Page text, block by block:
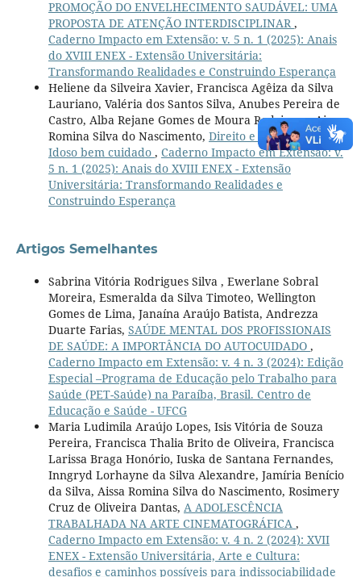
PROMOÇÃO DO ENVELHECIMENTO SAUDÁVEL: UMA
PROPOSTA DE ATENÇÃO INTERDISCIPLINAR,
Caderno Impacto em Extensão: v. 5 n. 1 (2025): Anais
do XVIII ENEX - Extensão Universitária:
Transformando Realidades e Construindo Esperança
Heliene da Silveira Xavier, Francisca Agêiza da Silva
Lauriano, Valéria dos Santos Silva, Anubes Pereira de
Castro, Alba Rejane Gomes de Moura Rodrigues, Aissa
Romina Silva do Nascimento, Direito e Cidadania:
Idoso bem cuidado , Caderno Impacto em Extensão: v.
5 n. 1 (2025): Anais do XVIII ENEX - Extensão
Universitária: Transformando Realidades e
Construindo Esperança
Artigos Semelhantes
Sabrina Vitória Rodrigues Silva , Ewerlane Sobral
Moreira, Esmeralda da Silva Timoteo, Wellington
Gomes de Lima, Janaína Araújo Batista, Andrezza
Duarte Farias, SAÚDE MENTAL DOS PROFISSIONAIS
DE SAÚDE: A IMPORTÂNCIA DO AUTOCUIDADO ,
Caderno Impacto em Extensão: v. 4 n. 3 (2024): Edição
Especial –Programa de Educação pelo Trabalho para
Saúde (PET-Saúde) na Paraíba, Brasil. Centro de
Educação e Saúde - UFCG
Maria Ludimila Araújo Lopes, Isis Vitória de Souza
Pereira, Francisca Thalia Brito de Oliveira, Francisca
Larissa Braga Honório, Iuska de Santana Fernandes,
Inngryd Lorhayne da Silva Alexandre, Jamíria Benício
da Silva, Aissa Romina Silva do Nascimento, Rosimery
Cruz de Oliveira Dantas, A ADOLESCÊNCIA
TRABALHADA NA ARTE CINEMATOGRÁFICA ,
Caderno Impacto em Extensão: v. 4 n. 2 (2024): XVII
ENEX - Extensão Universitária, Arte e Cultura:
desafios e caminhos possíveis para indissociabilidade